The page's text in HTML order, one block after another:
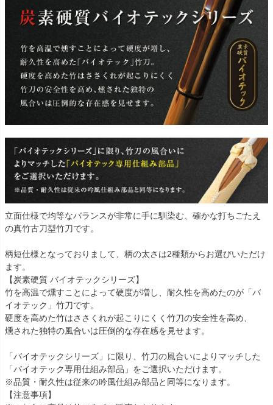
立面仕様で均等なバランスが非常に手に馴染む、確かな打ちごたえ
の真竹古刀型竹刀です。
柄短仕様となっておりまして、柄の太さは2種類からお選びいただけ
ます。
【炭素硬質 バイオテックシリーズ】
竹を高温で燻すことによって硬度が増し、耐久性を高めたのが「バ
イオテック」竹刀です。
硬度を高めた竹はささくれが起こりにくく竹刀の安全性を高め、
燻された独特の風合いは圧倒的な存在感を見せます。
「バイオテックシリーズ」に限り、竹刀の風合いによりマッチした
「バイオテック専用仕組み部品」をご選択いただけます。
※品質・耐久性は従来の吟風仕組み部品と同等になります。
【注意事項】